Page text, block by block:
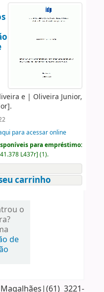
e| Oliveira Junior,
.
para acessar online
para empréstimo:
L437r] (1).
carrinho
o
de
3221-